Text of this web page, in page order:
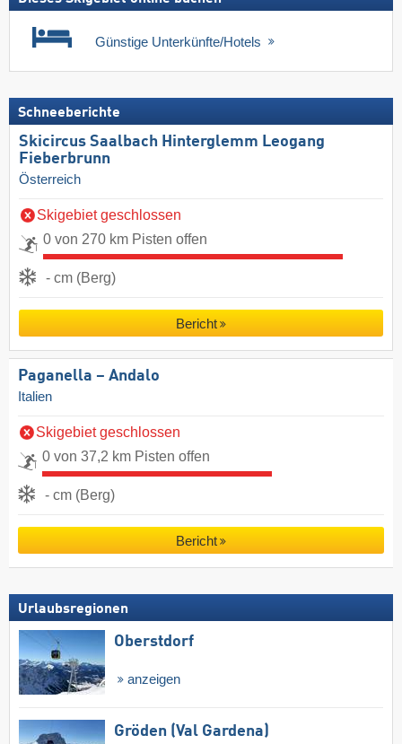
Günstige Unterkünfte/Hotels
Schneeberichte
Skicircus Saalbach Hinterglemm Leogang
Fieberbrunn
Österreich
Skigebiet geschlossen
0 von 270 km Pisten offen
- cm (Berg)
Bericht
Paganella – Andalo
Italien
Skigebiet geschlossen
0 von 37,2 km Pisten offen
- cm (Berg)
Bericht
Urlaubsregionen
Oberstdorf
anzeigen
Gröden (Val Gardena)